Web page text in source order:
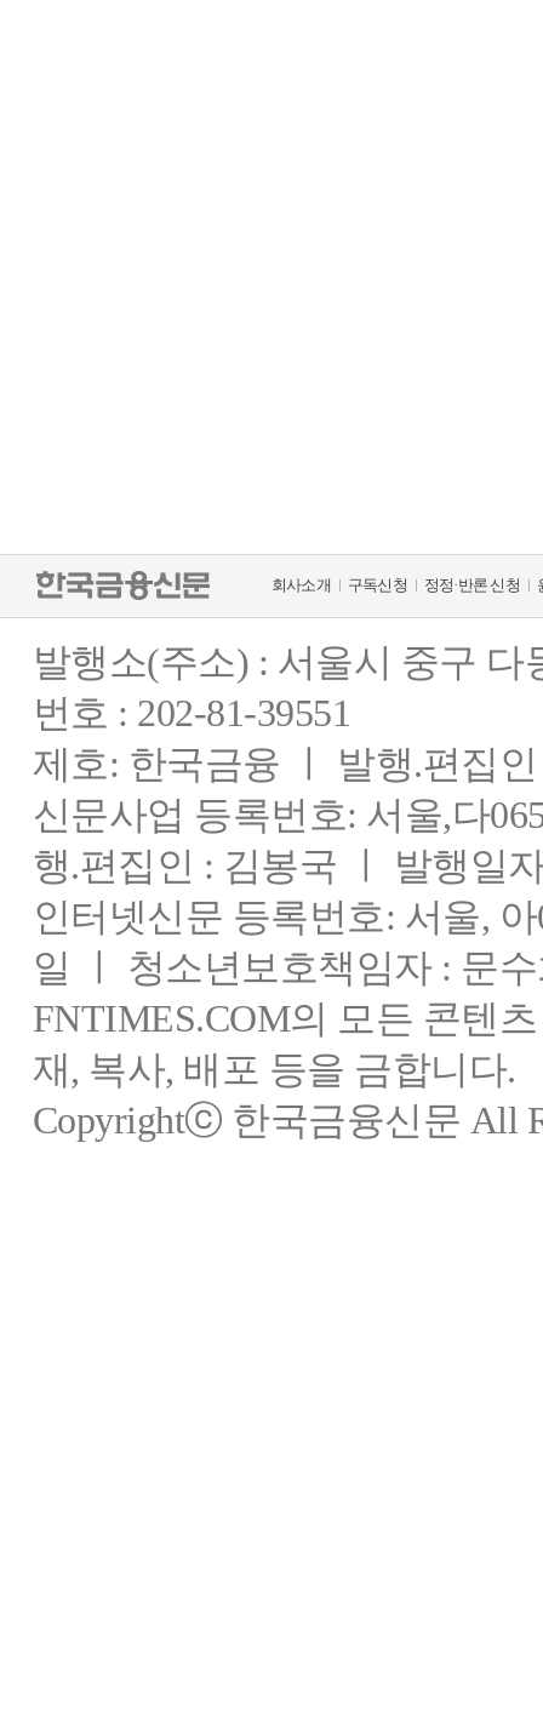
회사소개 구독신청 정정·반론 신청
발행소(주소) : 서울시 중구
번호 : 202-81-39551
제호: 한국금융 ㅣ 발행.편집
신문사업 등록번호: 서울,다
행.편집인 : 김봉국 ㅣ 발행일
인터넷신문 등록번호: 서울,
일 ㅣ 청소년보호책임자 : 문
FNTIMES.COM의 모든 콘텐
재, 복사, 배포 등을 금합니다.
Copyrightⓒ 한국금융신문 All